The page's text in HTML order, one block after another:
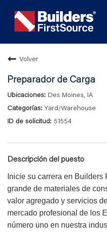
Volver
Preparador de Carga
Des Moines, IA
Yard/Warehouse
51554
Descripción del puesto
Inicie su carrera en
grande de materiales de
valor agregado y servicios
mercado profesional de los
número uno en nuestra